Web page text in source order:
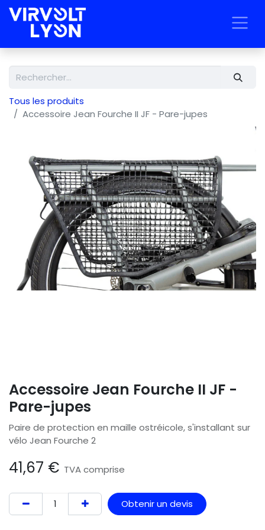
Tous les produits
Accessoire Jean Fourche II JF - Pare-jupes
Accessoire Jean Fourche II JF -
Pare-jupes
Paire de protection en maille ostréicole, s'installant sur
vélo Jean Fourche 2
41,67 € TVA comprise
Obtenir un devis